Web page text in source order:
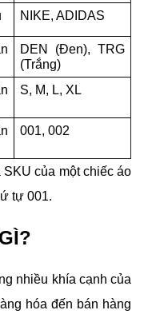
NIKE, ADIDAS
DEN (Đen), TRG
(Trắng)
S, M, L, XL
001, 002
của một chiếc áo
tự 001.
nhiều khía cạnh của
hóa đến bán hàng